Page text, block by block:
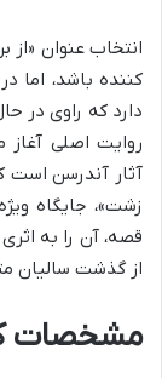
انتخاب عنوان «از
کننده باشد، اما
دارد که راوی در
روایت اصلی
آثار آندرسن است
زشت»، جایگاه
قصه، آن را به
از گذشت سالیان
مشخصات